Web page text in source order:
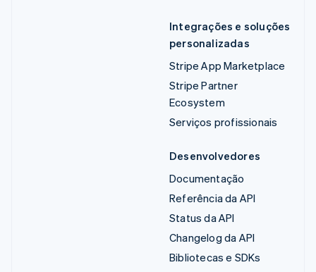
Integrações e soluções
personalizadas
Stripe App Marketplace
Stripe Partner
Ecosystem
Serviços profissionais
Desenvolvedores
Documentação
Referência da API
Status da API
Changelog da API
Bibliotecas e SDKs